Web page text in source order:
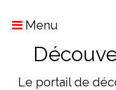
Menu
Le portail de